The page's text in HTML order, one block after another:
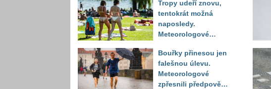
až druhý den
Tropy udeří znovu,
tentokrát možná
naposledy.
Meteorologové
do září
Bouřky přinesou jen
falešnou úlevu.
Meteorologové
zpřesnili předpověď